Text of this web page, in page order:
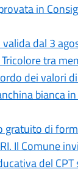
in
dal 3
tra
dei valori
bianca
gratuito di
Il Comune
del